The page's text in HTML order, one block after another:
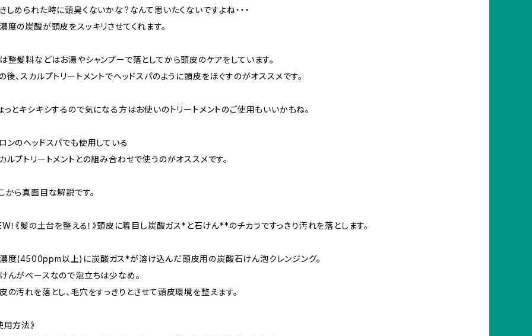
しめられた時に頭臭くないかな？なんて思いたくないですよね・・・
度の炭酸が頭皮をスッキリさせてくれます。
整髪料などはお湯やシャンプーで落としてから頭皮のケアをしています。
後、スカルプトリートメントでヘッドスパのように頭皮をほぐすのがオススメです。
っとキシキシするので気になる方はお使いのトリートメントのご使用もいいかもね。
ンのヘッドスパでも使用している
ルプトリートメントとの組み合わせで使うのがオススメです。
から真面目な解説です。
！《髪の土台を整える！》頭皮に着目し炭酸ガス*と石けん**のチカラですっきり汚れを落とします。
度(4500ppm以上)に炭酸ガス*が溶け込んだ頭皮用の炭酸石けん泡クレンジング。
んがベースなので泡立ちは少なめ。
の汚れを落とし、毛穴をすっきりとさせて頭皮環境を整えます。
用方法》